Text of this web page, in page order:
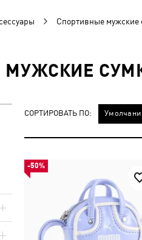
Спортивные мужские
СОРТИРОВАТЬ ПО:
-50%